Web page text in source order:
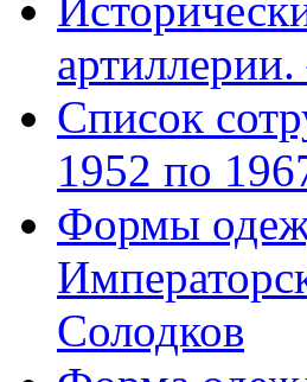
Список
1952 по
Формы
Солодков